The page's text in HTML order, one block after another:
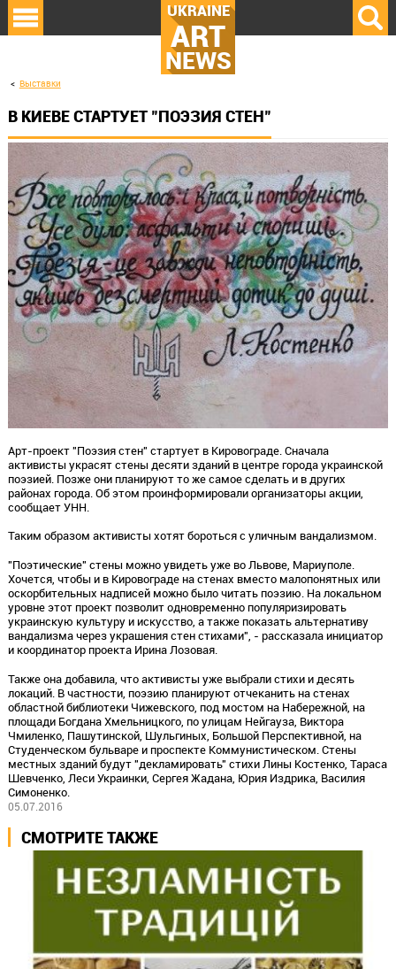
UKRAINE
ART
NEWS
Выставки
В КИЕВЕ СТАРТУЕТ "ПОЭЗИЯ СТЕН"
Арт-проект "Поэзия стен" стартует в Кировограде. Сначала
активисты украсят стены десяти зданий в центре города украинской
поэзией. Позже они планируют то же самое сделать и в других
районах города. Об этом проинформировали организаторы акции,
сообщает УНН.
Таким образом активисты хотят бороться с уличным вандализмом.
"Поэтические" стены можно увидеть уже во Львове, Мариуполе.
Хочется, чтобы и в Кировограде на стенах вместо малопонятных или
оскорбительных надписей можно было читать поэзию. На локальном
уровне этот проект позволит одновременно популяризировать
украинскую культуру и искусство, а также показать альтернативу
вандализма через украшения стен стихами", - рассказала инициатор
и координатор проекта Ирина Лозовая.
Также она добавила, что активисты уже выбрали стихи и десять
локаций. В частности, поэзию планируют отчеканить на стенах
областной библиотеки Чижевского, под мостом на Набережной, на
площади Богдана Хмельницкого, по улицам Нейгауза, Виктора
Чмиленко, Пашутинской, Шульгиных, Большой Перспективной, на
Студенческом бульваре и проспекте Коммунистическом. Стены
местных зданий будут "декламировать" стихи Лины Костенко, Тараса
Шевченко, Леси Украинки, Сергея Жадана, Юрия Издрика, Василия
Симоненко.
05.07.2016
СМОТРИТЕ ТАКЖЕ